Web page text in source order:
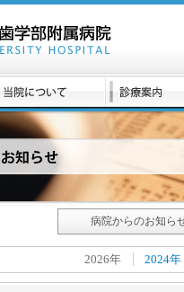
病院からのお知ら
2026年 2024年